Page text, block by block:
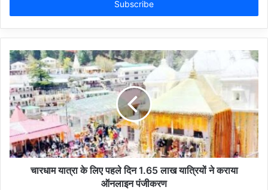
चारधाम यात्रा के लिए पहले दिन 1.65 लाख यात्रियों ने कराया
ऑनलाइन पंजीकरण